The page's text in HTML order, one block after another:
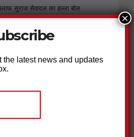
सुराज सेवादल का हल्ला बोल
the latest news and updates
×